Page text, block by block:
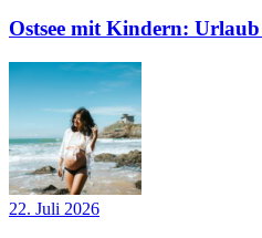
Ostsee mit Kindern:
22. Juli 2026